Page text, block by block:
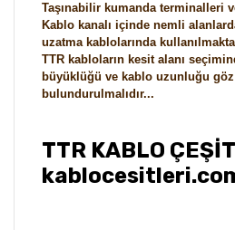
Taşınabilir kumanda terminalleri
Kablo kanalı içinde nemli
uzatma kablolarında
TTR kabloların kesit alanı
büyüklüğü ve kablo uzunluğu
bulundurulmalıdır...
TTR KABLO